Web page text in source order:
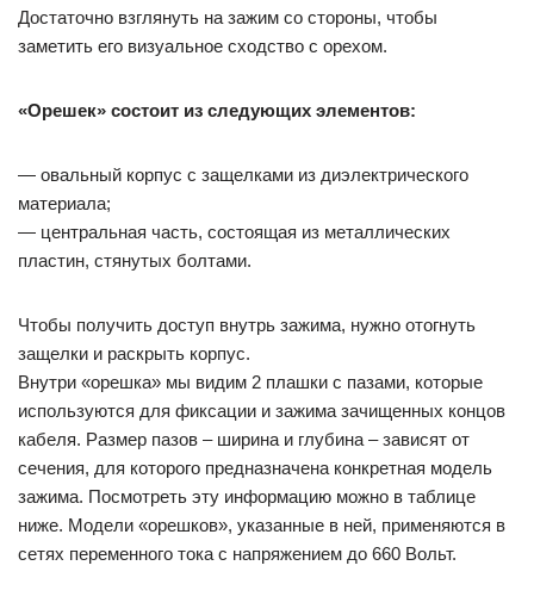
Достаточно взглянуть на зажим со стороны, чтобы
заметить его визуальное сходство с орехом.
«Орешек» состоит из следующих элементов:
— овальный корпус с защелками из диэлектрического
материала;
— центральная часть, состоящая из металлических
пластин, стянутых болтами.
Чтобы получить доступ внутрь зажима, нужно отогнуть
защелки и раскрыть корпус.
Внутри «орешка» мы видим 2 плашки с пазами, которые
используются для фиксации и зажима зачищенных концов
кабеля. Размер пазов – ширина и глубина – зависят от
сечения, для которого предназначена конкретная модель
зажима. Посмотреть эту информацию можно в таблице
ниже. Модели «орешков», указанные в ней, применяются в
сетях переменного тока с напряжением до 660 Вольт.